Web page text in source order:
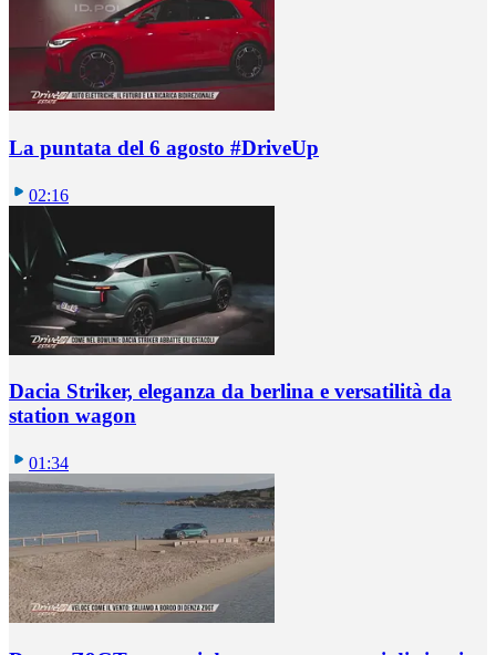
La puntata del 6 agosto #DriveUp
02:16
Dacia Striker, eleganza da berlina e versatilità da
station wagon
01:34